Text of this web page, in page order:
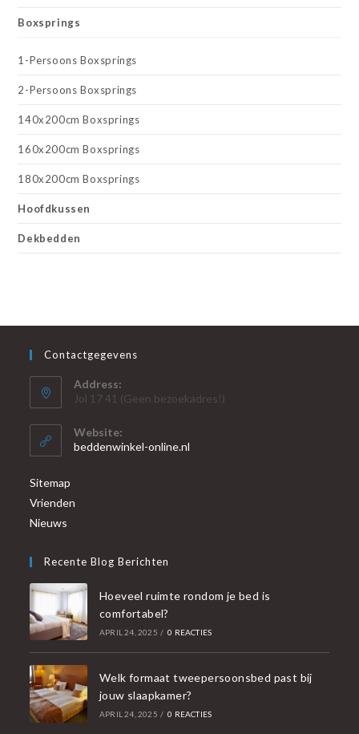
Boxsprings
1-Persoons Boxsprings
2-Persoons Boxsprings
140x200cm Boxsprings
160x200cm Boxsprings
180x200cm Boxsprings
Hoofdkussen
Dekbedden
Contactgegevens
Address:
Jol 17 41 (Geen bezoekadres!)
Website:
beddenwinkel-online.nl
Sitemap
Vrienden
Nieuws
Recente Blog Berichten
Hoeveel ruimte rondom je bed is
comfortabel?
APRIL 24, 2025 / 0 REACTIES
Welk formaat tweepersoonsbed past bij
jouw slaapkamer?
APRIL 24, 2025 / 0 REACTIES